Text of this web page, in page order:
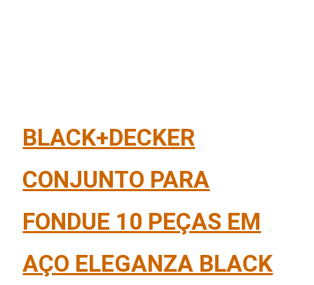
BLACK+DECKER
CONJUNTO PARA
FONDUE 10 PEÇAS EM
AÇO ELEGANZA BLACK